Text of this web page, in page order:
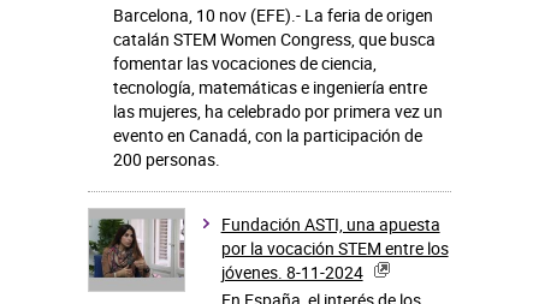
Barcelona, 10 nov (EFE).- La feria de origen
catalán STEM Women Congress, que busca
fomentar las vocaciones de ciencia,
tecnología, matemáticas e ingeniería entre
las mujeres, ha celebrado por primera vez un
evento en Canadá, con la participación de
200 personas.
Fundación ASTI, una apuesta
por la vocación STEM entre los
jóvenes. 8-11-2024